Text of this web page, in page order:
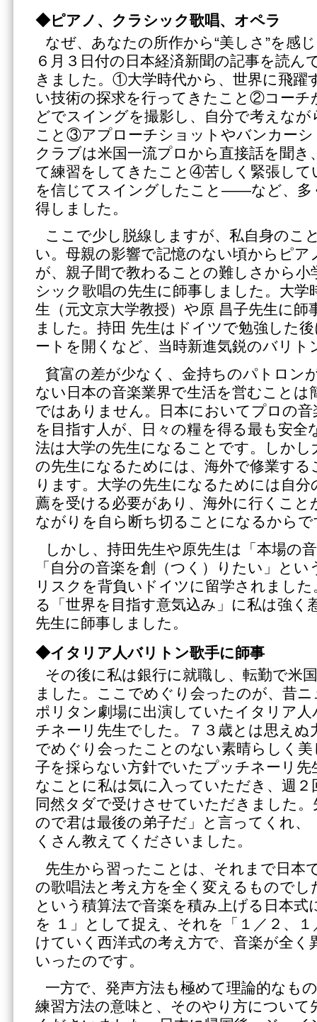
◆ピアノ、クラシック歌唱、オペラ
なぜ、あなたの所作から“美しさ”を
６月３日付の日本経済新聞の記事を読ん
きました。①大学時代から、世界に飛躍
い技術の探求を行ってきたこと②コーチ
どでスイングを撮影し、自分で考えな
こと③アプローチショットやバンカー
クラブは米国一流プロから直接話を聞き
て練習をしてきたこと④苦しく緊張して
を信じてスイングしたこと――など、多
得しました。
ここで少し脱線しますが、私自身のこ
い。母親の影響で記憶のない頃からピア
が、親子間で教わることの難しさから
シック歌唱の先生に師事しました。大学
生（元文京大学教授）や原 昌子先生に師
ました。持田 先生はドイツで勉強した
ートを開くなど、当時新進気鋭のバリト
貧富の差が少なく、金持ちのパトロン
ない日本の音楽業界で生活を営むことは
ではありません。日本においてプロの音
を目指す人が、日々の糧を得る最も安全
法は大学の先生になることです。しかし
の先生になるためには、海外で修業す
ります。大学の先生になるためには自分
薦を受ける必要があり、海外に行くこと
ながりを自ら断ち切ることになるからで
しかし、持田先生や原先生は「本場の
「自分の音楽を創（つく）りたい」と
リスクを背負いドイツに留学されまし
る「世界を目指す意気込み」に私は強く
先生に師事しました。
◆イタリア人バリトン歌手に師事
その後に私は銀行に就職し、転勤で米
ました。ここでめぐり会ったのが、昔
ポリタン劇場に出演していたイタリア
チネーリ先生でした。７３歳とは思えぬ
でめぐり会ったことのない素晴らしく
子を採らない方針でいたプッチネーリ先
なことに私は気に入っていただき、週
同然タダで受けさせていただきました
ので君は最後の弟子だ」と言ってくれ、
くさん教えてくださいました。
先生から習ったことは、それまで日本
の歌唱法と考え方を全く変えるものでし
という積算法で音楽を積み上げる日本式
を １」として捉え、それを「１／２、
けていく西洋式の考え方で、音楽が全
いったのです。
一方で、発声方法も極めて理論的なも
練習方法の意味と、そのやり方について